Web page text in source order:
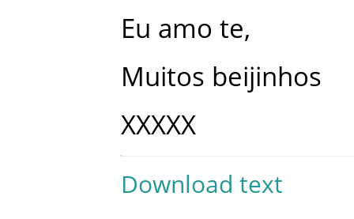
Eu amo te,
Muitos beijinhos
XXXXX
Download text